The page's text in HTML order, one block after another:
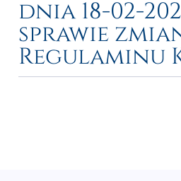
dnia 18-02-
sprawie
Regulaminu